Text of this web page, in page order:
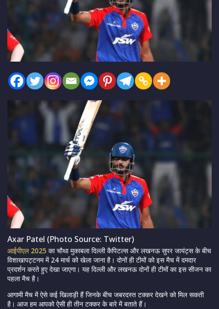
Axar Patel (Photo Source: Twitter)
आईपीएल 2025 का चौथा मुकाबला दिल्ली कैपिटल्स और लखनऊ सुपर जायंट्स के बीच
विशाखापट्टनम में 24 मार्च को खेला जाना है। दोनों ही टीमों को इस मैच में दमदार
प्रदर्शन करते हुए देखा जाएगा। यह दिल्ली और लखनऊ दोनों ही टीमों का इस सीजन का
पहला मैच है।
आगामी मैच में ऐसे कई खिलाड़ी हैं जिनके बीच जबरदस्त टक्कर देखने को मिल सकती
है। आज हम आपको ऐसी ही तीन टक्कर के बारे में बताते हैं।